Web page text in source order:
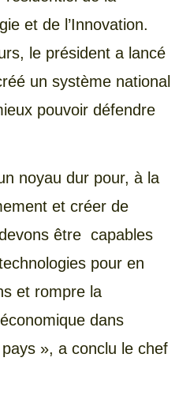
et de l’Innovation.
le président a lancé
un système national
pouvoir défendre
noyau dur pour, à la
et créer de
être capables
pour en
et rompre la
dans
», a conclu le chef